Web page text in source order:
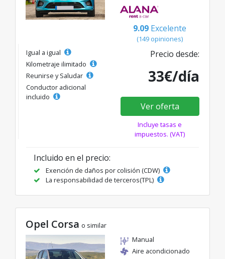
9.09 Excelente
(149 opiniones)
Igual a igual
Kilometraje ilimitado
Reunirse y Saludar
Conductor adicional
incluido
Precio desde:
33€/día
Ver oferta
Incluye tasas e
impuestos. (VAT)
Incluido en el precio:
Exención de daños por colisión (CDW)
La responsabilidad de terceros(TPL)
Opel Corsa o similar
Manual
Aire acondicionado